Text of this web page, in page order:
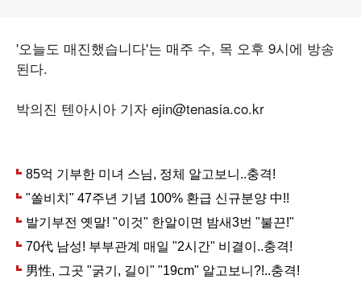
'오늘도 매진했습니다'는 매주 수, 목 오후 9시에 방송
된다.
박의진 텐아시아 기자 ejin@tenasia.co.kr